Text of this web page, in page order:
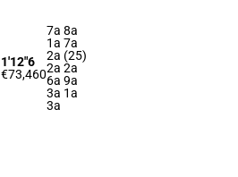
1'12"6
€73,460
7a 8a
1a 7a
2a (25)
2a 2a
6a 9a
3a 1a
3a